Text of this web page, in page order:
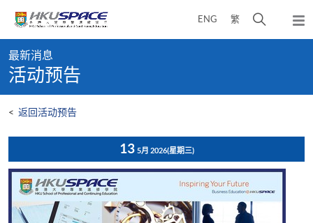
content
ENG 繁
开
弹
出
content
start
最新消息
活动预告
< 返回活动预告
13 5月 2026(星期三)